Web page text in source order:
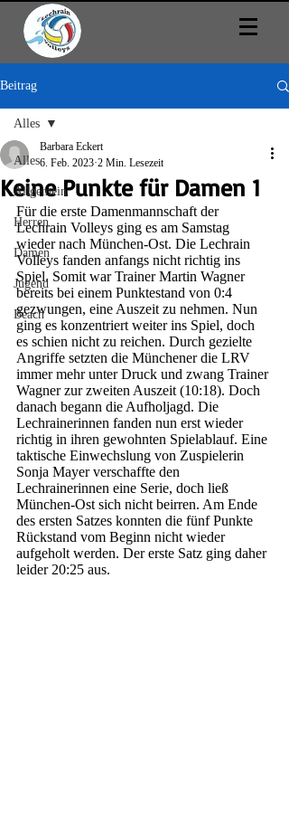
Beitrag
Alles
Allgemein
Herren
Damen
Jugend
Beach
Alles
Keine Punkte für Damen 1
Barbara Eckert
6. Feb. 2023 2 Min. Lesezeit
Für die erste Damenmannschaft der
Lechrain Volleys ging es am Samstag
wieder nach München-Ost. Die Lechrain
Volleys fanden anfangs nicht richtig ins
Spiel. Somit war Trainer Martin Wagner
bereits bei einem Punktestand von 0:4
gezwungen, eine Auszeit zu nehmen. Nun
ging es konzentriert weiter ins Spiel, doch
es schien nicht zu reichen. Durch gezielte
Angriffe setzten die Münchener die LRV
immer mehr unter Druck und zwang Trainer
Wagner zur zweiten Auszeit (10:18). Doch
danach begann die Aufholjagd. Die
Lechrainerinnen fanden nun erst wieder
richtig in ihren gewohnten Spielablauf. Eine
taktische Einwechslung von Zuspielerin
Sonja Mayer verschaffte den
Lechrainerinnen eine Serie, doch ließ
München-Ost sich nicht beirren. Am Ende
des ersten Satzes konnten die fünf Punkte
Rückstand vom Beginn nicht wieder
aufgeholt werden. Der erste Satz ging daher
leider 20:25 aus.